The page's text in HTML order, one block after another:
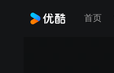
首页